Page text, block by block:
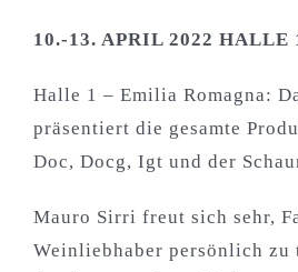
10.-13. APRIL 2022 HALLE
Halle 1 – Emilia Romagna:
präsentiert die gesamte
Doc, Docg, Igt und der
Mauro Sirri freut sich sehr,
Weinliebhaber persönlich